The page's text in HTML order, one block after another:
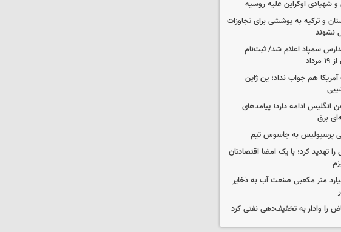
شهپادی اوکراین علیه روسیه
و ترکیه به پوششی برای تجاوزات
نشوند
سمپاد اعلام شد/ ثبت‌نام
هم جواب نداد؛ ین ژاپن
انگلیس ادامه دارد؛ پیامدهای
پرسپولیس به جاسوس تیم
تهدید کرد؛ با یک امضا اقتصادتان
۱۵۰ میلیارد متر مکعبی صنعت آب به ذخایر
را وادار به تخفیف‌دهی نفتی کرد